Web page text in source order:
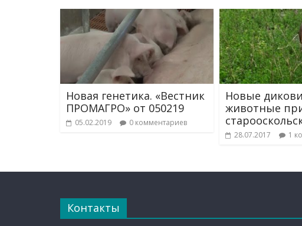
Новая генетика. «Вестник
ПРОМАГРО» от 050219
05.02.2019 0 комментариев
Новые
животные
28.07.2017 1
Контакты